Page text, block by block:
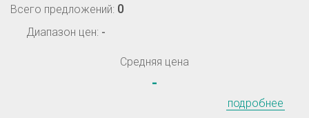
Всего предложений: 0
Диапазон цен: -
Средняя цена
-
подробнее